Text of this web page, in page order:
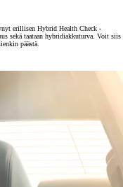
erillisen Hybrid Health Check -
sekä taataan hybridiakkuturva. Voit siis
päästä.